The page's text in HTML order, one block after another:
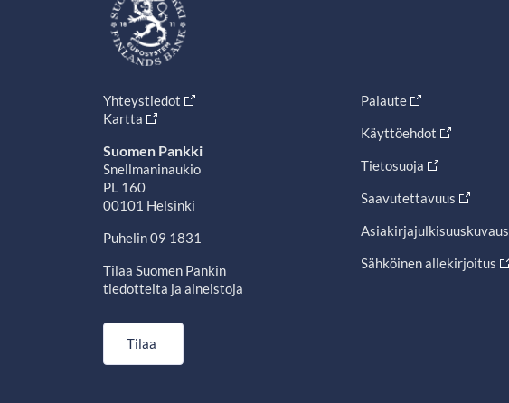
Yhteystiedot
Kartta
Suomen Pankki
Snellmaninaukio
PL 160
00101 Helsinki
Puhelin 09 1831
Tilaa Suomen Pankin
tiedotteita ja aineistoja
Tilaa
Palaute
Käyttöehdot
Tietosuoja
Saavutettavuus
Asiakirjajulkisuuskuvaus
Sähköinen allekirjoitus